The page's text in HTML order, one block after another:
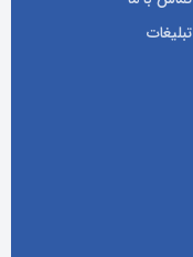
تبلیغات